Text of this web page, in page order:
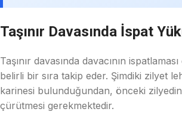
Taşınır Davasında İspat
Taşınır davasında davacının
belirli bir sıra takip eder. Şimdiki zilyet
karinesi bulunduğundan, önceki
çürütmesi gerekmektedir.